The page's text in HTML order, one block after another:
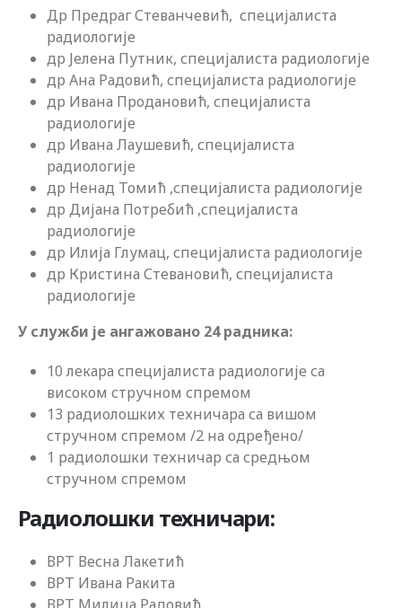
Др Предраг Стеванчевић, специјалиста
радиологије
др Јелена Путник, специјалиста радиологије
др Ана Радовић, специјалиста радиологије
др Ивана Продановић, специјалиста
радиологије
др Ивана Лаушевић, специјалиста
радиологије
др Ненад Томић ,специјалиста радиологије
др Дијана Потребић ,специјалиста
радиологије
др Илија Глумац, специјалиста радиологије
др Кристина Стевановић, специјалиста
радиологије
У служби је ангажовано 24 радника:
10 лекара специјалиста радиологије са
високом стручном спремом
13 радиолошких техничара са вишом
стручном спремом /2 на одређено/
1 радиолошки техничар са средњом
стручном спремом
Радиолошки техничари:
ВРТ Весна Лакетић
ВРТ Ивана Ракита